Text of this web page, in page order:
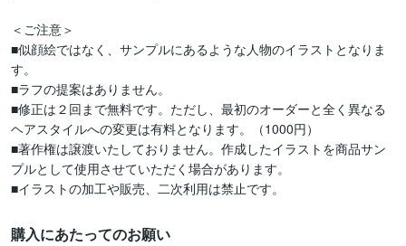
＜ご注意＞
■似顔絵ではなく、サンプルにあるような人物のイラストとなりま
す。
■ラフの提案はありません。
■修正は２回まで無料です。ただし、最初のオーダーと全く異なる
ヘアスタイルへの変更は有料となります。（1000円）
■著作権は譲渡いたしておりません。作成したイラストを商品サン
プルとして使用させていただく場合があります。
■イラストの加工や販売、二次利用は禁止です。
購入にあたってのお願い